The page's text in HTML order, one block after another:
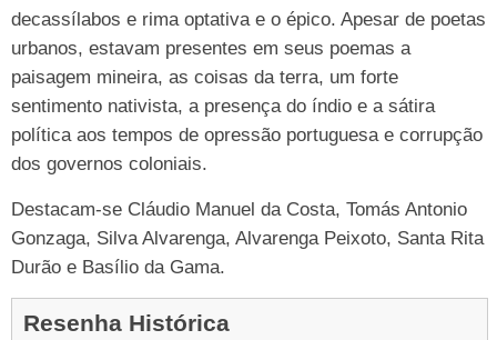
decassílabos e rima optativa e o épico. Apesar de poetas
urbanos, estavam presentes em seus poemas a
paisagem mineira, as coisas da terra, um forte
sentimento nativista, a presença do índio e a sátira
política aos tempos de opressão portuguesa e corrupção
dos governos coloniais.
Destacam-se Cláudio Manuel da Costa, Tomás Antonio
Gonzaga, Silva Alvarenga, Alvarenga Peixoto, Santa Rita
Durão e Basílio da Gama.
Resenha Histórica